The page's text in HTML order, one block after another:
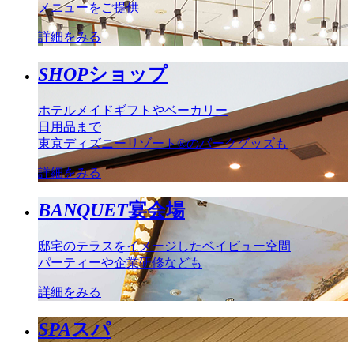
メニューをご提供
詳細をみる
SHOPショップ
ホテルメイドギフトやベーカリー
日用品まで
東京ディズニーリゾート®のパークグッズも
詳細をみる
BANQUET宴会場
邸宅のテラスをイメージしたベイビュー空間
パーティーや企業研修なども
詳細をみる
SPAスパ